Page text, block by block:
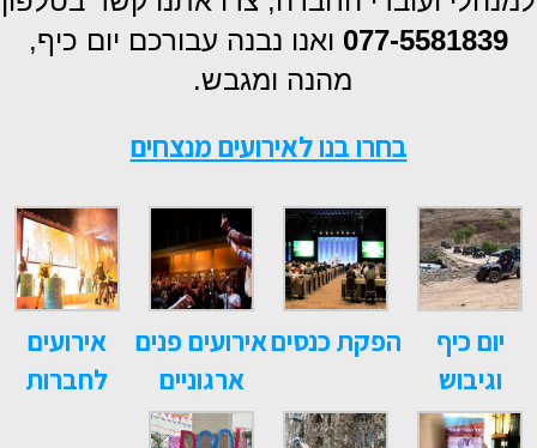
077-5581839 ואנו נבנה עבורכם יום כיף,
מהנה ומגבש.
בחרו בנו לאירועים מנצחים
יום כיף
וגיבוש
הפקת כנסיםאירועים פנים
ארגוניים
אירועים
לחברות